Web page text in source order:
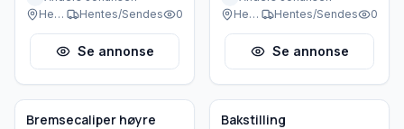
Heggedal
Hentes/Sendes 0
Se annonse
Heggedal
Hentes/Sendes 0
Se annonse
Brukt - god tilstand
Bremsecaliper høyre
Brukt - god tilstand
Bakstilling